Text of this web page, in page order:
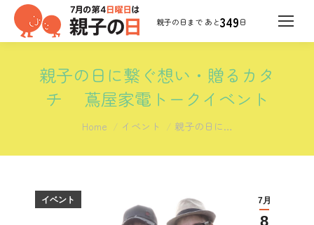
349日
親子の日に繋ぐ想い・贈るカタ
チ 蔦屋家電トークイベント
You are here:
Home イベント 親子の日に…
7月
8
イベント